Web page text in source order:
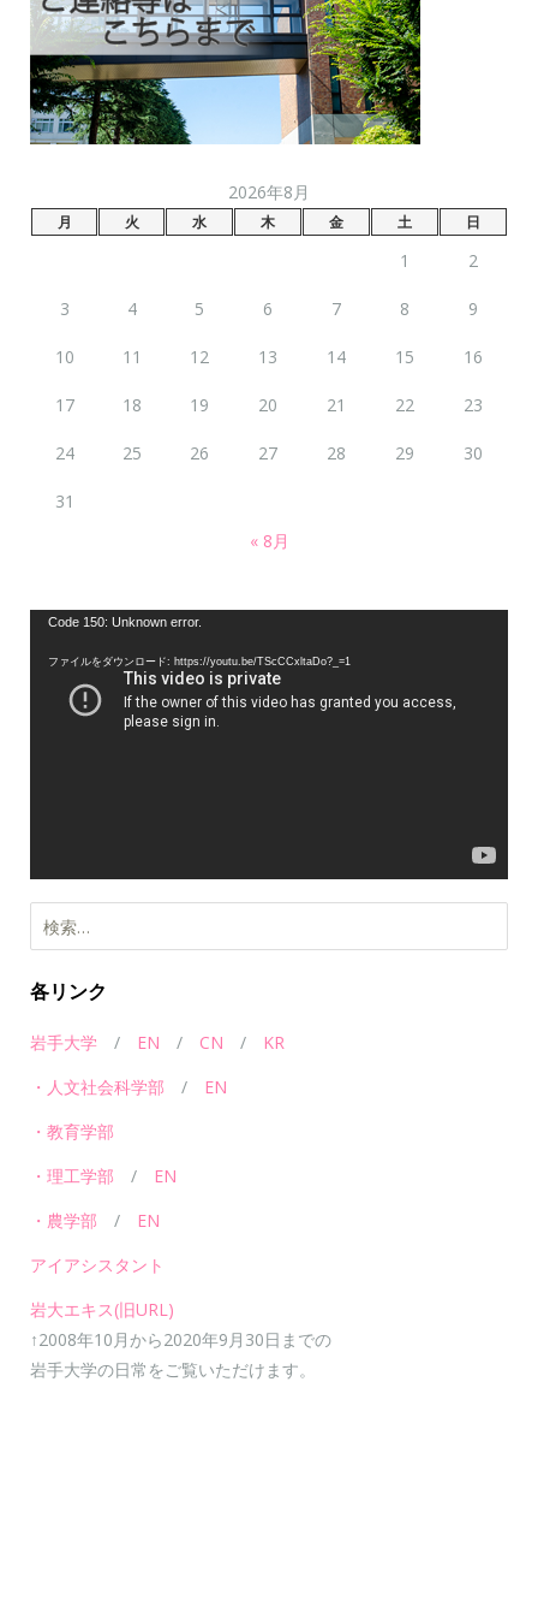
2026年8月
月 火 水 木 金 土 日
1 2
3 4 5 6 7 8 9
10 11 12 13 14 15 16
17 18 19 20 21 22 23
24 25 26 27 28 29 30
31
« 8月
Code 150: Unknown error.
ファイルをダウンロード: https://youtu.be/TScCCxltaDo?_=1
索:
各リンク
岩手大学 / EN / CN / KR
・人文社会科学部 / EN
・教育学部
・理工学部 / EN
・農学部 / EN
アイアシスタント
岩大エキス(旧URL)
↑2008年10月から2020年9月30日までの
岩手大学の日常をご覧いただけます。